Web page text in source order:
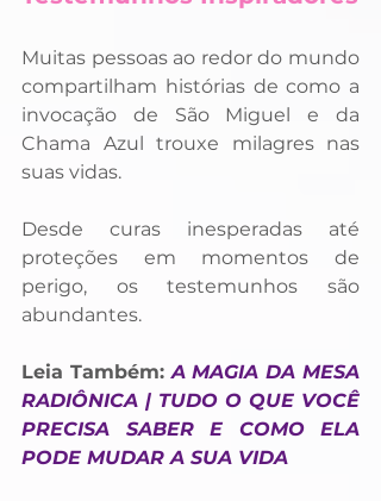
Muitas pessoas ao redor do mundo
compartilham histórias de como a
invocação de São Miguel e da
Chama Azul trouxe milagres nas
suas vidas.
Desde curas inesperadas até
proteções em momentos de
perigo, os testemunhos são
abundantes.
Leia Também: A MAGIA DA MESA
RADIÔNICA | TUDO O QUE VOCÊ
PRECISA SABER E COMO ELA
PODE MUDAR A SUA VIDA